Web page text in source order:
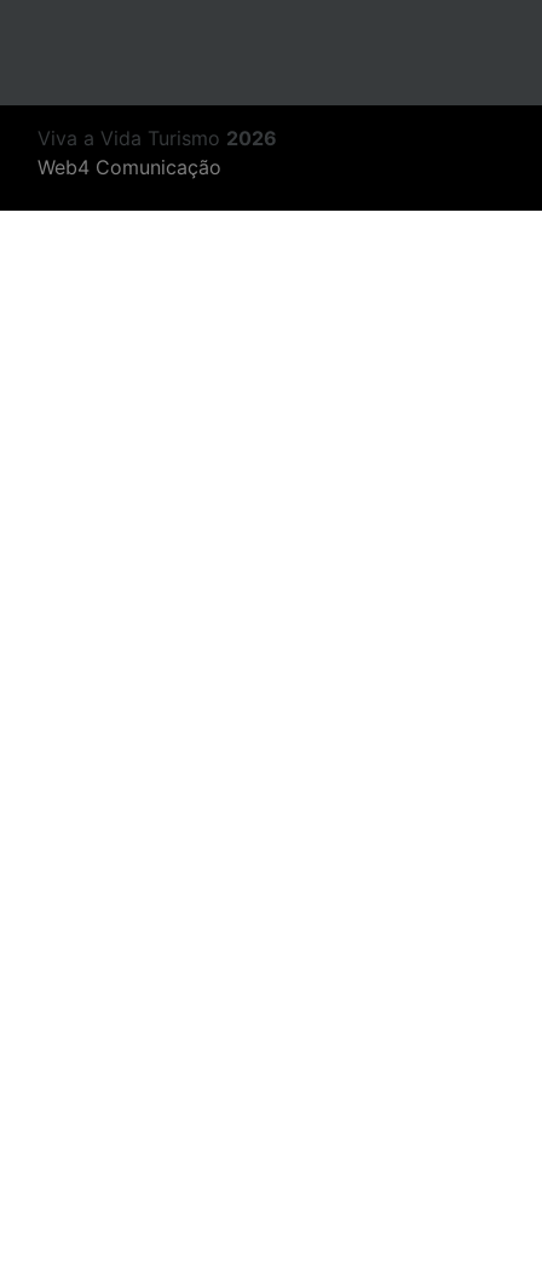
Viva a Vida Turismo 2026
Web4 Comunicação